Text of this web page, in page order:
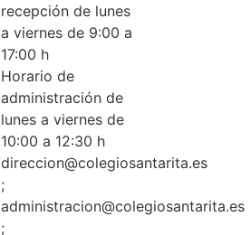
recepción de lunes
a viernes de 9:00 a
17:00 h
Horario de
administración de
lunes a viernes de
10:00 a 12:30 h
direccion@colegiosantarita.es
;
administracion@colegiosantarita.es
;